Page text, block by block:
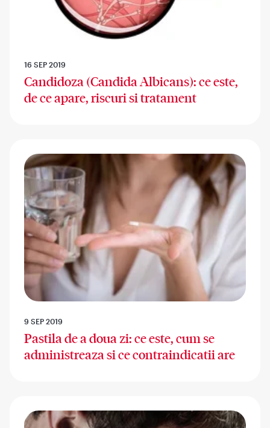
16 SEP 2019
Candidoza (Candida Albicans): ce este,
de ce apare, riscuri si tratament
9 SEP 2019
Pastila de a doua zi: ce este, cum se
administreaza si ce contraindicatii are